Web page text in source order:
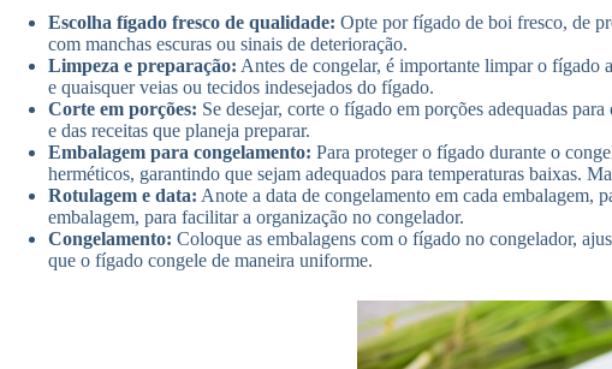
Escolha fígado fresco de qualidade: Opte por fígado de boi fresco, de
com manchas escuras ou sinais de deterioração.
Limpeza e preparação: Antes de congelar, é importante limpar o fígado
e quaisquer veias ou tecidos indesejados do fígado.
Corte em porções: Se desejar, corte o fígado em porções adequadas
e das receitas que planeja preparar.
Embalagem para congelamento: Para proteger o fígado durante o
herméticos, garantindo que sejam adequados para temperaturas baixas.
Rotulagem e data: Anote a data de congelamento em cada embalagem,
embalagem, para facilitar a organização no congelador.
Congelamento: Coloque as embalagens com o fígado no congelador,
que o fígado congele de maneira uniforme.